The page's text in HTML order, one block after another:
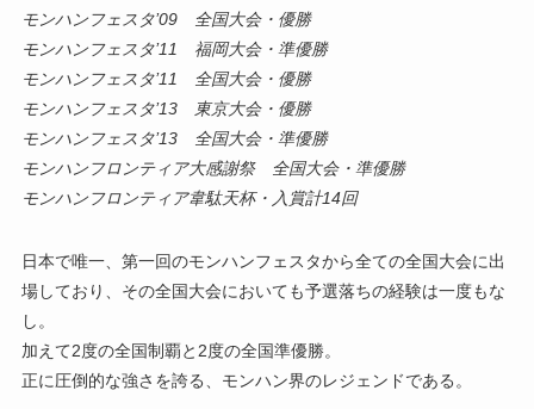
モンハンフェスタ’09 全国大会・優勝
モンハンフェスタ’11 福岡大会・準優勝
モンハンフェスタ’11 全国大会・優勝
モンハンフェスタ’13 東京大会・優勝
モンハンフェスタ’13 全国大会・準優勝
モンハンフロンティア大感謝祭 全国大会・準優勝
モンハンフロンティア韋駄天杯・入賞計14回
日本で唯一、第一回のモンハンフェスタから全ての全国大会に出
場しており、その全国大会においても予選落ちの経験は一度もな
し。
加えて2度の全国制覇と2度の全国準優勝。
正に圧倒的な強さを誇る、モンハン界のレジェンドである。